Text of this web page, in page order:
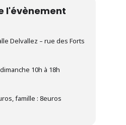
l'évènement
Delvallez – rue des Forts
10h à 18h
famille : 8euros